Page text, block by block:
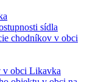
sídla
chodníkov v obci
v obci Likavka